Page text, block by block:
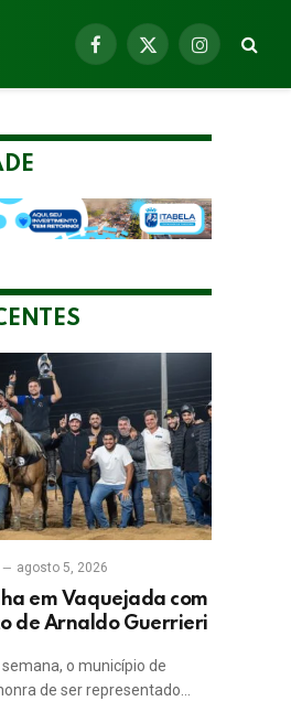
Facebook
X
Instagram
agosto 5, 2026
em Vaquejada com
de Arnaldo Guerrieri
o município de
de ser representado…